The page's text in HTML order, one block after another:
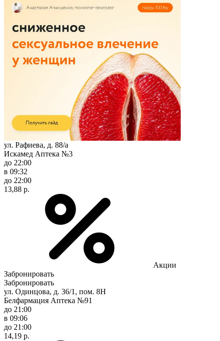
ул. Рафиева, д. 88/а
Искамед Аптека №3
до 22:00
в 09:32
до 22:00
13,88 р.
Акции
Забронировать
Забронировать
ул. Одинцова, д. 36/1, пом. 8Н
Белфармация Аптека №91
до 21:00
в 09:06
до 21:00
14,19 р.